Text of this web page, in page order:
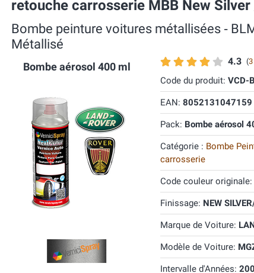
retouche carrosserie MBB New
Bombe peinture voitures métallisées ‐
Métallisé
Bombe aérosol 400 ml 4.3 (3
Code du produit: VCD-
EAN: 8052131047159
Pack: Bombe aérosol
Catégorie : Bombe
carrosserie
Code couleur originale:
Finissage: NEW
Marque de Voiture:
Modèle de Voiture:
Intervalle d'Années: